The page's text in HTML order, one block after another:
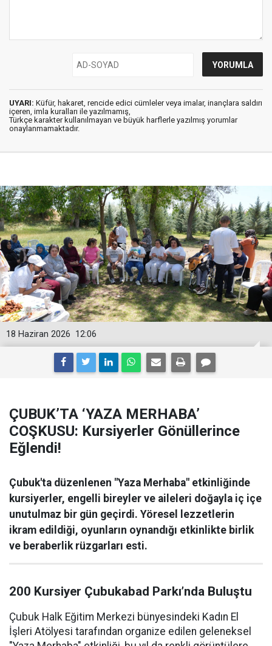
UYARI: Küfür, hakaret, rencide edici cümleler veya imalar, inançlara saldırı
içeren, imla kuralları ile yazılmamış,
Türkçe karakter kullanılmayan ve büyük harflerle yazılmış yorumlar
onaylanmamaktadır.
12:06
18 Haziran 2026
ÇUBUK’TA ‘YAZA MERHABA’
COŞKUSU: Kursiyerler Gönüllerince
Eğlendi!
Çubuk'ta düzenlenen "Yaza Merhaba" etkinliğinde
kursiyerler, engelli bireyler ve aileleri doğayla iç içe
unutulmaz bir gün geçirdi. Yöresel lezzetlerin
ikram edildiği, oyunların oynandığı etkinlikte birlik
ve beraberlik rüzgarları esti.
200 Kursiyer Çubukabad Parkı’nda Buluştu
Çubuk Halk Eğitim Merkezi bünyesindeki Kadın El
İşleri Atölyesi tarafından organize edilen geleneksel